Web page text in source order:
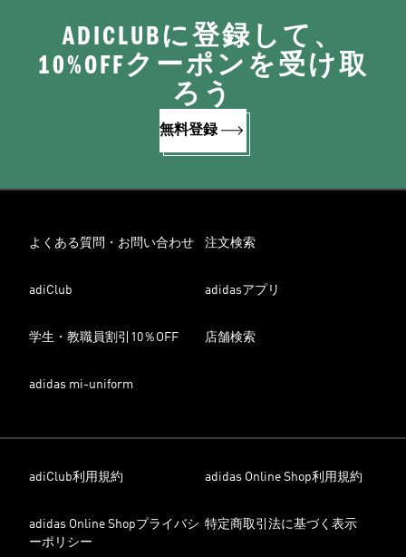
ADICLUBに登録して、
10%OFFクーポンを受け取
ろう
無料登録
よくある質問・お問い合わせ 注文検索
adiClub adidasアプリ
学生・教職員割引10％OFF 店舗検索
adidas mi-uniform
adiClub利用規約 adidas Online Shop利用規約
adidas Online Shopプライバシ
ーポリシー
特定商取引法に基づく表示